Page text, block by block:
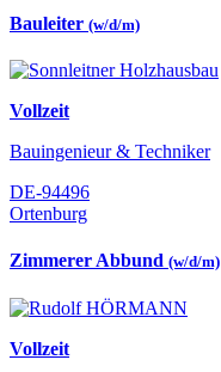
Bauleiter (w/d/m)
Vollzeit
Bauingenieur & Techniker
DE-94496
Ortenburg
Zimmerer Abbund (w/d/m)
Vollzeit